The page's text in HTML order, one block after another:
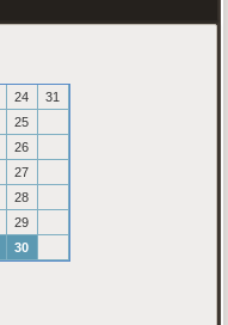
24
31
25
26
27
28
29
30